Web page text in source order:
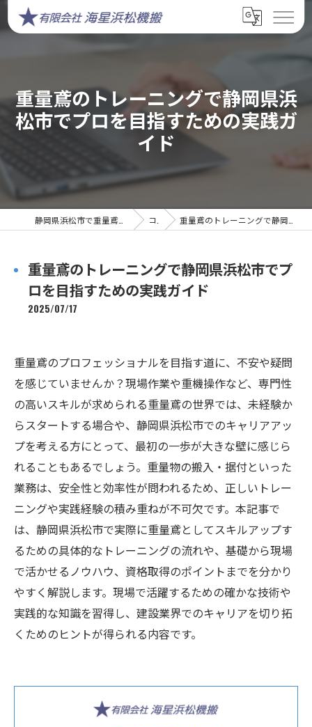
重量鳶のトレーニングで静岡県浜
松市でプロを目指すための実践ガ
イド
コラム 重量鳶のトレーニングで静岡県浜松市でプロを目指すための実践ガイド
重量鳶のトレーニングで静岡県浜松市でプ
ロを目指すための実践ガイド
2025/07/17
重量鳶のプロフェッショナルを目指す道に、不安や疑問
を感じていませんか？現場作業や重機操作など、専門性
の高いスキルが求められる重量鳶の世界では、未経験か
らスタートする場合や、静岡県浜松市でのキャリアアッ
プを考える方にとって、最初の一歩が大きな壁に感じら
れることもあるでしょう。重量物の搬入・据付といった
業務は、安全性と効率性が問われるため、正しいトレー
ニングや実践経験の積み重ねが不可欠です。本記事で
は、静岡県浜松市で実際に重量鳶としてスキルアップす
るための具体的なトレーニングの流れや、基礎から現場
で活かせるノウハウ、資格取得のポイントまでを分かり
やすく解説します。現場で活躍するための確かな技術や
実践的な知識を習得し、建設業界でのキャリアを切り拓
くためのヒントが得られる内容です。